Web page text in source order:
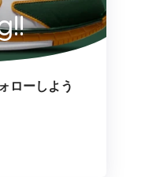
ローしよう